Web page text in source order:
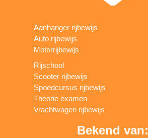
Aanhanger rijbewijs
Auto rijbewijs
Motorrijbewijs
Rijschool
Scooter rijbewijs
Spoedcursus rijbewijs
Theorie examen
Vrachtwagen rijbewijs
Bekend van: